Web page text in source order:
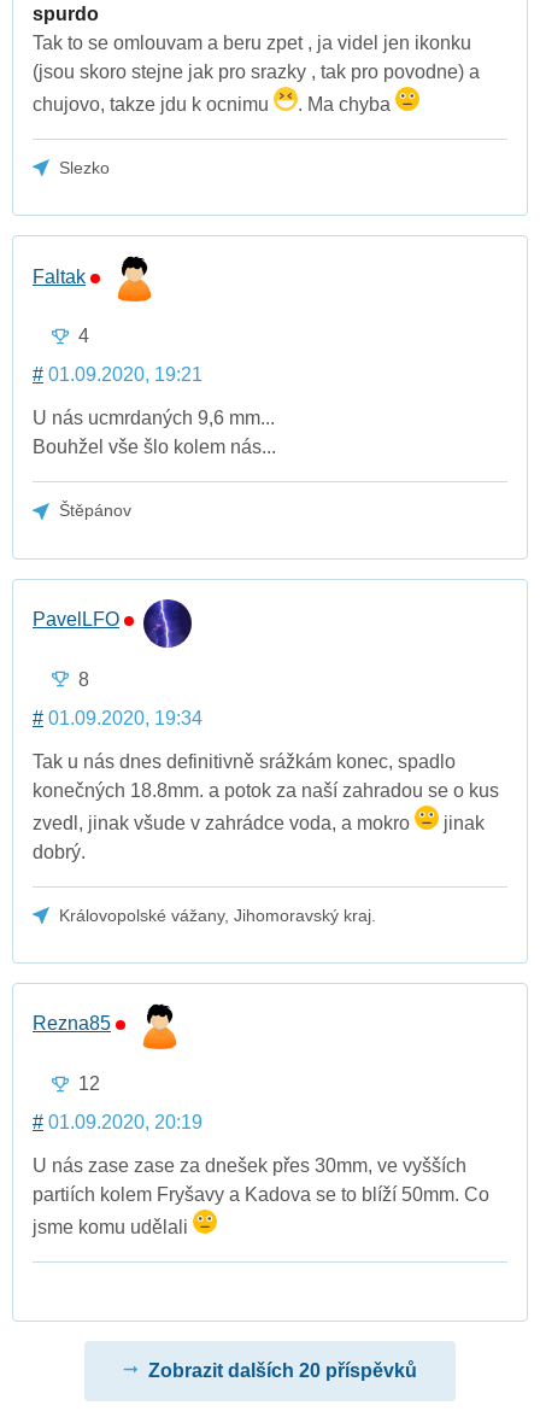
spurdo
Tak to se omlouvam a beru zpet , ja videl jen ikonku
(jsou skoro stejne jak pro srazky , tak pro povodne) a
chujovo, takze jdu k ocnimu
. Ma chyba
Slezko
Faltak
4
# 01.09.2020, 19:21
U nás ucmrdaných 9,6 mm...
Bouhžel vše šlo kolem nás...
Štěpánov
PavelLFO
8
# 01.09.2020, 19:34
Tak u nás dnes definitivně srážkám konec, spadlo
konečných 18.8mm. a potok za naší zahradou se o kus
zvedl, jinak všude v zahrádce voda, a mokro
jinak
dobrý.
Královopolské vážany, Jihomoravský kraj.
Rezna85
12
# 01.09.2020, 20:19
U nás zase zase za dnešek přes 30mm, ve vyšších
partiích kolem Fryšavy a Kadova se to blíží 50mm. Co
jsme komu udělali
Zobrazit dalších 20 příspěvků